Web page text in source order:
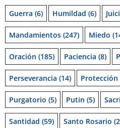
Guerra (6) Humildad (6)
Mandamientos (247) Miedo
Oración (185) Paciencia (8)
Perseverancia (14) Protección
Purgatorio (5) Putin (5)
Santidad (59) Santo Rosario